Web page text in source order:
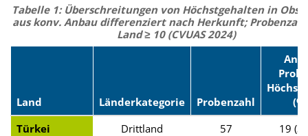
Tabelle 1: Überschreitungen von Höchstgehalten in
aus konv. Anbau differenziert nach Herkunft;
Land ≥ 10 (CVUAS 2024)
Land Länderkategorie Probenzahl
Türkei
Drittland 57
19